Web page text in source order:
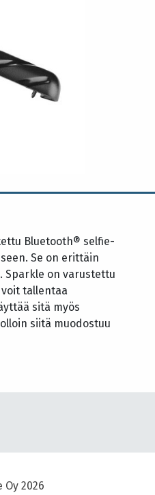
Bluetooth® selfie-
Se on erittäin
Sparkle on varustettu
tallentaa
sitä myös
siitä muodostuu
Oy 2026